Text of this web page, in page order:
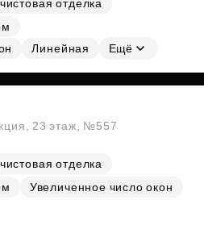
отделка
Линейная Ещё
23 этаж, №557
отделка
Увеличенное число окон